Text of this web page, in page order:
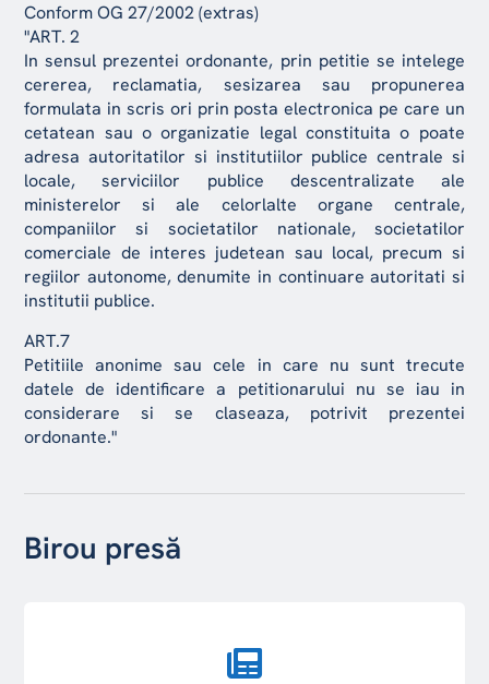
Conform OG 27/2002 (extras)
"ART. 2
In sensul prezentei ordonante, prin petitie se intelege
cererea, reclamatia, sesizarea sau propunerea
formulata in scris ori prin posta electronica pe care un
cetatean sau o organizatie legal constituita o poate
adresa autoritatilor si institutiilor publice centrale si
locale, serviciilor publice descentralizate ale
ministerelor si ale celorlalte organe centrale,
companiilor si societatilor nationale, societatilor
comerciale de interes judetean sau local, precum si
regiilor autonome, denumite in continuare autoritati si
institutii publice.
ART.7
Petitiile anonime sau cele in care nu sunt trecute
datele de identificare a petitionarului nu se iau in
considerare si se claseaza, potrivit prezentei
ordonante."
Birou presă